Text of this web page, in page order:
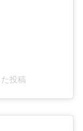
投稿